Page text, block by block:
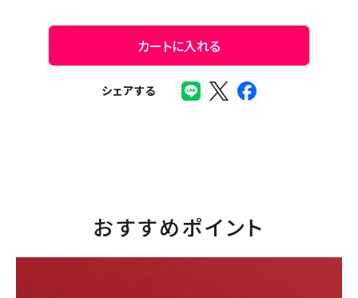
カートに入れる
シェアする
おすすめポイント